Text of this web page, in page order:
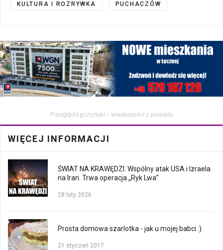
KULTURA I ROZRYWKA PUCHACZÓW
Przegląd Łęczyński – wiadomości z powiatu
WIĘCEJ INFORMACJI
ŚWIAT NA KRAWĘDZI: Wspólny atak USA i Izraela
na Iran. Trwa operacja „Ryk Lwa”
28 luty 2026
Prosta domowa szarlotka - jak u mojej babci :)
21 styczeń 2017